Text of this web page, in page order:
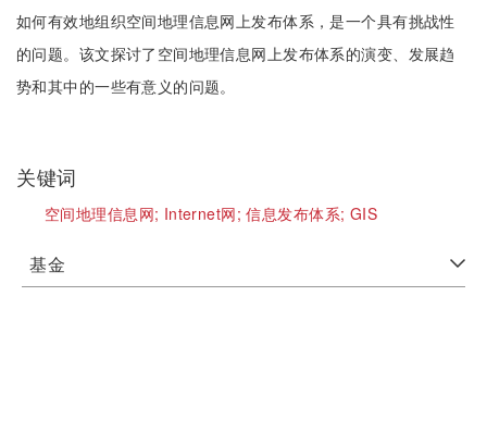
如何有效地组织空间地理信息网上发布体系，是一个具有挑战性
的问题。该文探讨了空间地理信息网上发布体系的演变、发展趋
势和其中的一些有意义的问题。
关键词
空间地理信息网; Internet网;信息发布体系; GIS
基金